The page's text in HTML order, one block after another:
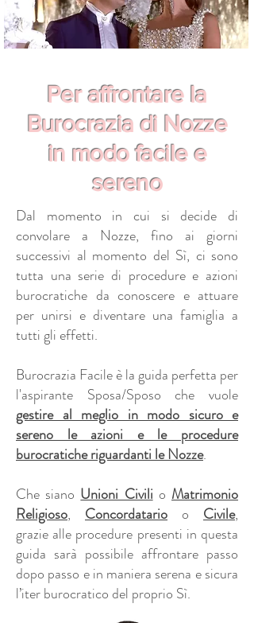
Per affrontare la
Burocrazia di Nozze
in modo facile e
sereno
Dal momento in cui si decide di
convolare a Nozze, fino ai giorni
successivi al momento del Sì, ci sono
tutta una serie di procedure e azioni
burocratiche da conoscere e attuare
per unirsi e diventare una famiglia a
tutti gli effetti.
Burocrazia Facile è la guida perfetta per
l'aspirante Sposa/Sposo che vuole
gestire al meglio in modo sicuro e
sereno le azioni e le procedure
burocratiche riguardanti le Nozze.
Che siano Unioni Civili o Matrimonio
Religioso, Concordatario o Civile,
grazie alle procedure presenti in questa
guida sarà possibile affrontare passo
dopo passo e in maniera serena e sicura
l’iter burocratico del proprio Sì.